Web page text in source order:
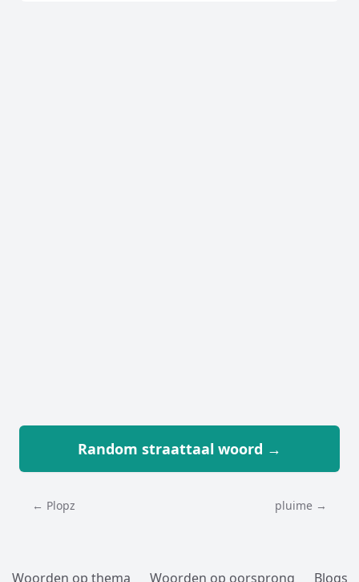
Random straattaal woord →
← Plopz pluime →
Woorden op thema Woorden op oorsprong Blogs